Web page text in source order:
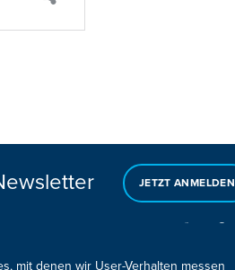
JETZT ANMELDEN
mit denen wir User-Verhalten messen